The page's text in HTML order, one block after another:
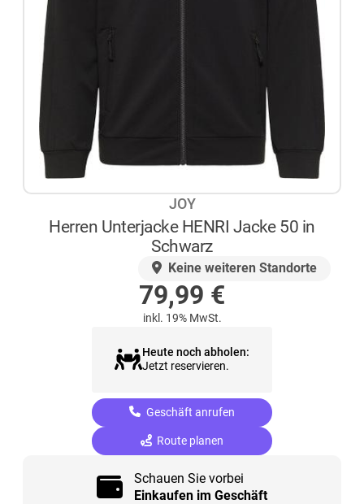
JOY
Herren Unterjacke HENRI Jacke 50 in
Schwarz
Keine weiteren Standorte
79,99 €
inkl. 19% MwSt.
Heute noch abholen:
Jetzt reservieren.
Geschäft anrufen
Route planen
Schauen Sie vorbei
Einkaufen im Geschäft